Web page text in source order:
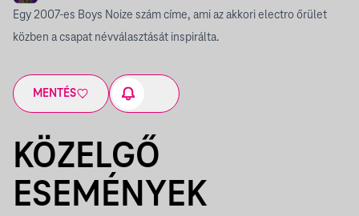
Egy 2007-es Boys Noize szám címe, ami az akkori electro őrület
közben a csapat névválasztását inspirálta.
MENTÉS
KÖZELGŐ
ESEMÉNYEK